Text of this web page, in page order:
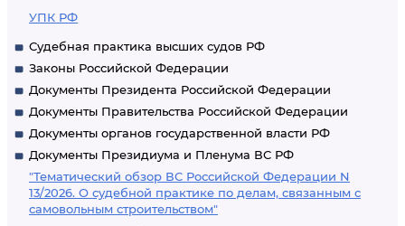
УПК РФ
Судебная практика высших судов РФ
Законы Российской Федерации
Документы Президента Российской Федерации
Документы Правительства Российской Федерации
Документы органов государственной власти РФ
Документы Президиума и Пленума ВС РФ
"Тематический обзор ВС Российской Федерации N
13/2026. О судебной практике по делам, связанным с
самовольным строительством"